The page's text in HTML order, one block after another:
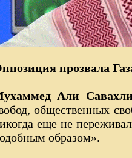
прозвала
Али
общественных
еще не
образом».